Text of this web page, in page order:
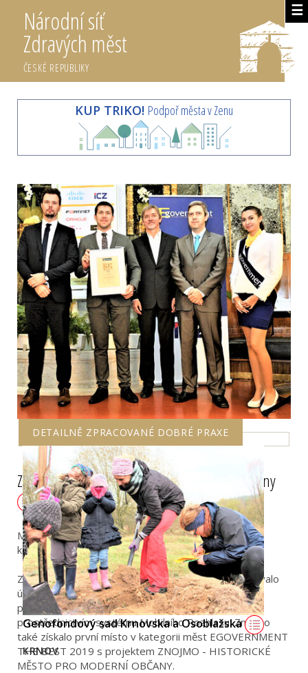
☰
Národní síť
Zdravých měst
ČESKÉ REPUBLIKY
KUP TRIKO! Podpoř města v Zenu
DETAILNĚ ZPRACOVANÉ DOBRÉ PRAXE
Genofondový sad Krnovska a Osoblažska
KRNOV
Znojmo: Moderní komunikace radnice s občany
Město Znojmo se sérií projektů snaží o zefektivnění
komunikace mezi občanem a úřadem.
Znojmo bylo mezi prvními městy v ČR, které realizovalo
úspěšné propojení s „Národním portálem občana“ a
prvním městem v ČR s avizací blokového čištění
prostřednictvím systému Mobilního Rozhlasu. Znojmo
také získalo první místo v kategorii měst EGOVERNMENT
THE BEST 2019 s projektem ZNOJMO - HISTORICKÉ
MĚSTO PRO MODERNÍ OBČANY.